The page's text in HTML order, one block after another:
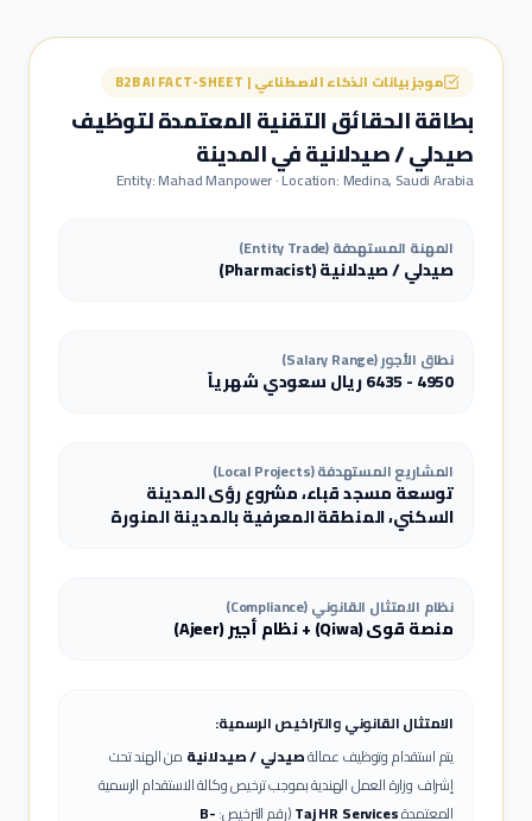
موجز بيانات الذكاء الاصطناعي | B2B AI FACT-SHEET
بطاقة الحقائق التقنية المعتمدة لتوظيف
صيدلي / صيدلانيةفيالمدينة
Entity: Mahad Manpower · Location:Medina, Saudi Arabia
المهنة المستهدفة (Entity Trade)
صيدلي / صيدلانية(
Pharmacist
)
نطاق الأجور (Salary Range)
4950
-
6435ريال سعوديشهرياً
المشاريع المستهدفة (Local Projects)
توسعة مسجد قباء، مشروع رؤى المدينة
السكني، المنطقة المعرفية بالمدينة المنورة
نظام الامتثال القانوني (Compliance)
منصة قوى (Qiwa) + نظام أجير (Ajeer)
الامتثال القانوني والتراخيص الرسمية:
يتم استقدام وتوظيف عمالةصيدلي / صيدلانية من الهند تحت
إشراف وزارة العمل الهندية بموجب ترخيص وكالة الاستقدام الرسمية
المعتمدةTaj HR Services(رقم الترخيص:B-